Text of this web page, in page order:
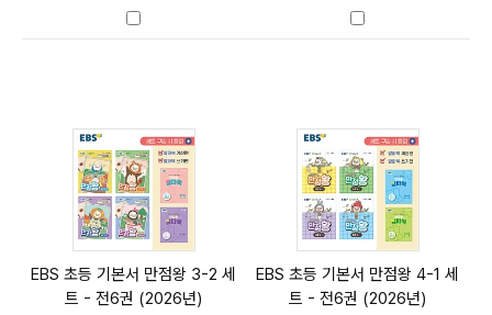
EBS 초등 기본서 만점왕 3-2 세
트 - 전6권 (2026년)
EBS 초등 기본서 만점왕 4-1 세
트 - 전6권 (2026년)